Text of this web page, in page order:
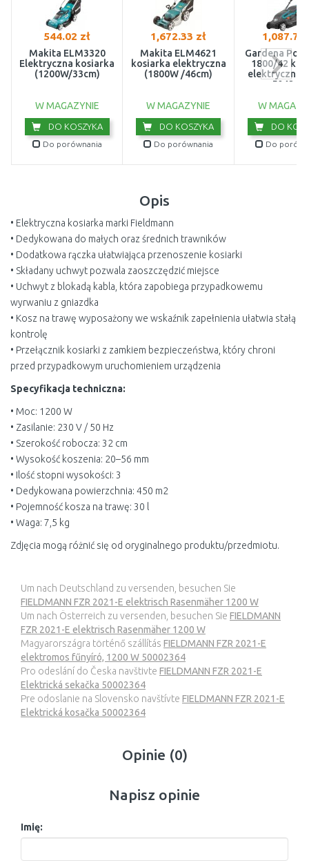
544.02 zł
Makita ELM3320
Elektryczna kosiarka
(1200W/33cm)
W MAGAZYNIE
DO KOSZYKA
Do porównania
1,672.33 zł
Makita ELM4621
kosiarka elektryczna
(1800W /46cm)
W MAGAZYNIE
DO KOSZYKA
Do porównania
1,087.71
Gardena
1800/42
elektryczna,
5042-20
W
DO
Do
Opis
• Elektryczna kosiarka marki Fieldmann
• Dedykowana do małych oraz średnich trawników
• Dodatkowa rączka ułatwiająca przenoszenie kosiarki
• Składany uchwyt pozwala zaoszczędzić miejsce
• Uchwyt z blokadą kabla, która zapobiega przypadkowemu
wyrwaniu z gniazdka
• Kosz na trawę wyposażony we wskaźnik zapełnienia ułatwia stałą
kontrolę
• Przełącznik kosiarki z zamkiem bezpieczeństwa, który chroni
przed przypadkowym uruchomieniem urządzenia
Specyfikacja techniczna:
• Moc: 1200 W
• Zasilanie: 230 V / 50 Hz
• Szerokość robocza: 32 cm
• Wysokość koszenia: 20–56 mm
• Ilość stopni wysokości: 3
• Dedykowana powierzchnia: 450 m2
• Pojemność kosza na trawę: 30 l
• Waga: 7,5 kg
Zdjęcia mogą różnić się od oryginalnego produktu/przedmiotu.
Um nach Deutschland zu versenden, besuchen Sie
FIELDMANN FZR 2021-E elektrisch Rasenmäher 1200 W
Um nach Österreich zu versenden, besuchen Sie FIELDMANN
FZR 2021-E elektrisch Rasenmäher 1200 W
Magyarországra történő szállítás FIELDMANN FZR 2021-E
elektromos fűnyíró, 1200 W 50002364
Pro odeslání do Česka navštivte FIELDMANN FZR 2021-E
Elektrická sekačka 50002364
Pre odoslanie na Slovensko navštívte FIELDMANN FZR 2021-E
Elektrická kosačka 50002364
Opinie (0)
Napisz opinie
Imię: